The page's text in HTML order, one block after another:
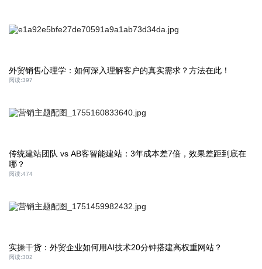
外贸销售心理学：如何深入理解客户的真实需求？方法在此！
阅读:397
传统建站团队 vs AB客智能建站：3年成本差7倍，效果差距到底在
哪？
阅读:474
实操干货：外贸企业如何用AI技术20分钟搭建高权重网站？
阅读:302